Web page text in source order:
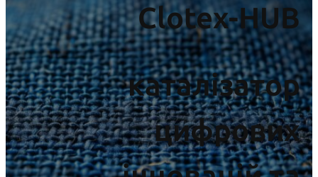
Clotex-HUB
каталізатор
цифрових